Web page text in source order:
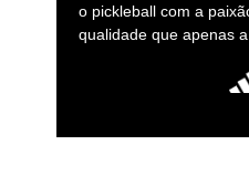
o pickleball com a
qualidade que apenas